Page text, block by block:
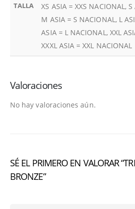
TALLA
XS ASIA = XXS NACIONAL,
M ASIA = S NACIONAL, L
ASIA = L NACIONAL, XXL
XXXL ASIA = XXL NACIONAL
Valoraciones
No hay valoraciones aún.
SÉ EL PRIMERO EN VALORAR
BRONZE”